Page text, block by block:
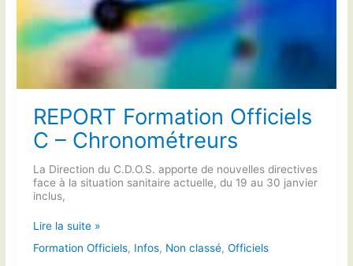
REPORT Formation Officiels
C – Chronométreurs
La Direction du C.D.O.S. apporte de nouvelles directives
face à la situation sanitaire actuelle, du 19 au 30 janvier
inclus,
REPORT
Officiels
Lire la suite »
Formation Officiels, Infos, Non classé, Officiels